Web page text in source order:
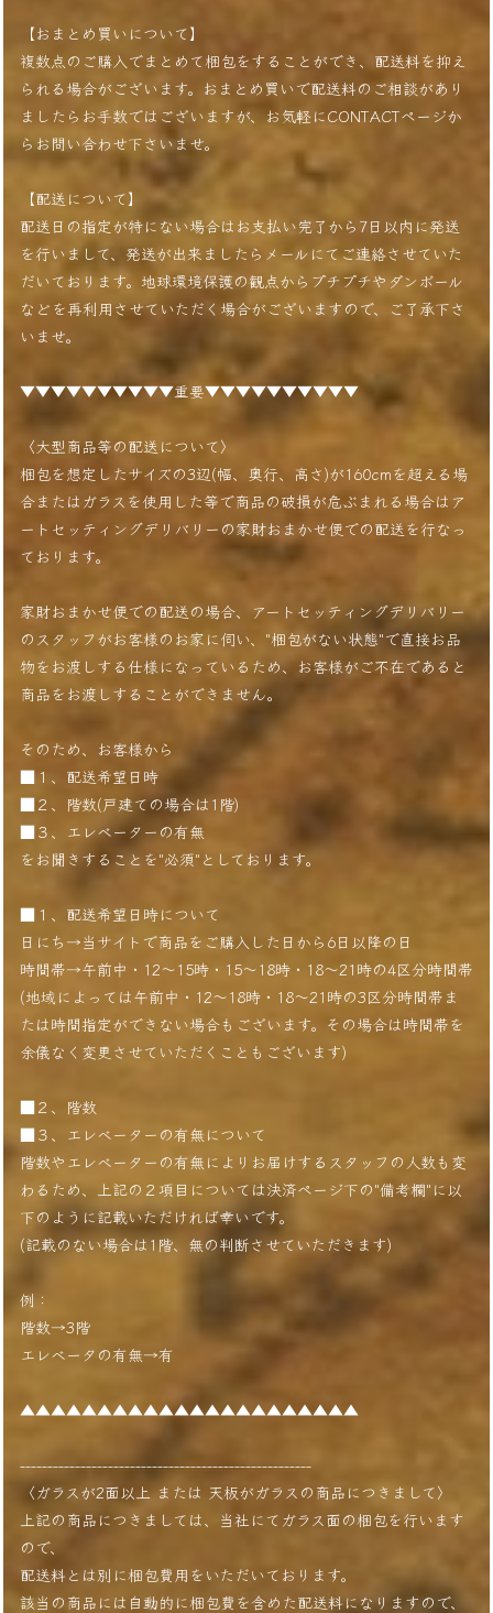
【おまとめ買いについて】
複数点のご購入でまとめて梱包をすることができ、配送料を抑え
られる場合がございます。おまとめ買いで配送料のご相談があり
ましたらお手数ではございますが、お気軽にCONTACTページか
らお問い合わせ下さいませ。
【配送について】
配送日の指定が特にない場合はお支払い完了から7日以内に発送
を行いまして、発送が出来ましたらメールにてご連絡させていた
だいております。地球環境保護の観点からプチプチやダンボール
などを再利用させていただく場合がございますので、ご了承下さ
いませ。
▼▼▼▼▼▼▼▼▼▼重要▼▼▼▼▼▼▼▼▼▼
〈大型商品等の配送について〉
梱包を想定したサイズの3辺(幅、奥行、高さ)が160cmを超える場
合またはガラスを使用した等で商品の破損が危ぶまれる場合はア
ートセッティングデリバリーの家財おまかせ便での配送を行なっ
ております。
家財おまかせ便での配送の場合、アートセッティングデリバリー
のスタッフがお客様のお家に伺い、"梱包がない状態"で直接お品
物をお渡しする仕様になっているため、お客様がご不在であると
商品をお渡しすることができません。
そのため、お客様から
■１、配送希望日時
■２、階数(戸建ての場合は1階)
■３、エレベーターの有無
をお聞きすることを"必須"としております。
■１、配送希望日時について
日にち→当サイトで商品をご購入した日から6日以降の日
時間帯→午前中・12〜15時・15〜18時・18〜21時の4区分時間帯
(地域によっては午前中・12〜18時・18〜21時の3区分時間帯ま
たは時間指定ができない場合もございます。その場合は時間帯を
余儀なく変更させていただくこともございます)
■２、階数
■３、エレベーターの有無について
階数やエレベーターの有無によりお届けするスタッフの人数も変
わるため、上記の２項目については決済ページ下の"備考欄"に以
下のように記載いただければ幸いです。
(記載のない場合は1階、無の判断させていただきます)
例：
階数→3階
エレベータの有無→有
▲▲▲▲▲▲▲▲▲▲▲▲▲▲▲▲▲▲▲▲▲▲
-----------------------------------------------------
〈ガラスが2面以上 または 天板がガラスの商品につきまして〉
上記の商品につきましては、当社にてガラス面の梱包を行います
ので、
配送料とは別に梱包費用をいただいております。
該当の商品には自動的に梱包費を含めた配送料になりますので、